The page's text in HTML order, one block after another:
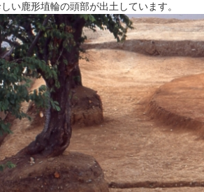
い鹿形埴輪の頭部が出土しています。